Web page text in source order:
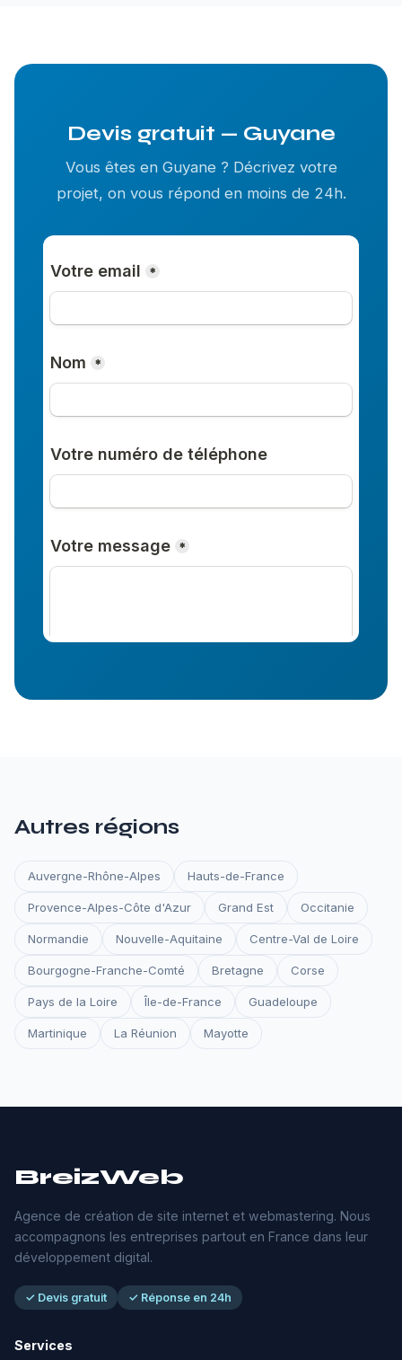
Devis gratuit — Guyane
Vous êtes en Guyane ? Décrivez votre
projet, on vous répond en moins de 24h.
Autres régions
Auvergne-Rhône-Alpes Hauts-de-France
Provence-Alpes-Côte d'Azur Grand Est Occitanie
Normandie Nouvelle-Aquitaine Centre-Val de Loire
Bourgogne-Franche-Comté Bretagne Corse
Pays de la Loire Île-de-France Guadeloupe
Martinique La Réunion Mayotte
BreizWeb
Agence de création de site internet et webmastering. Nous
accompagnons les entreprises partout en France dans leur
développement digital.
✓ Devis gratuit ✓ Réponse en 24h
Services